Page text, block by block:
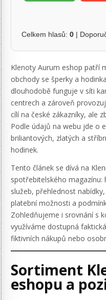
Celkem hlasů:0 |
Klenoty Aurum eshop patří
obchody se šperky a
dlouhodobě funguje v síti
centrech a zároveň
cílí na české zákazníky, ale
Podle údajů na webu jde o
briliantových, zlatých a
hodinek.
Tento článek se dívá na
spotřebitelského
služeb, přehlednost
platební možnosti a
Zohledňujeme i srovnání s
využíváme dostupná
fiktivních nákupů nebo
Sortiment
eshopu a